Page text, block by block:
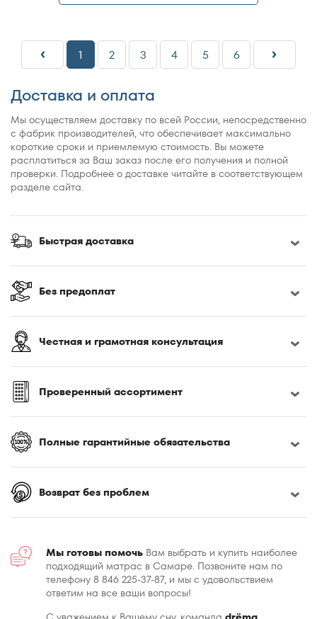
1 2 3 4 5 6
Доставка и оплата
Мы осуществляем доставку по всей России, непосредственно
с фабрик производителей, что обеспечивает максимально
короткие сроки и приемлемую стоимость. Вы можете
расплатиться за Ваш заказ после его получения и полной
проверки. Подробнее о доставке читайте в соответствующем
разделе сайта.
Быстрая доставка
Без предоплат
Честная и грамотная консультация
Проверенный ассортимент
Полные гарантийные обязательства
Возврат без проблем
Мы готовы помочь Вам выбрать и купить наиболее
подходящий матрас в Самаре. Позвоните нам по
телефону 8 846 225-37-87, и мы с удовольствием
ответим на все ваши вопросы!